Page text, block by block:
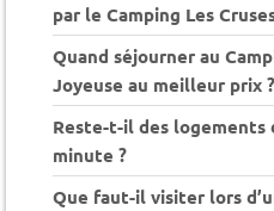
par le Camping Les
Quand séjourner au
Joyeuse au meilleur prix ?
Reste-t-il des logements
minute ?
Que faut-il visiter lors